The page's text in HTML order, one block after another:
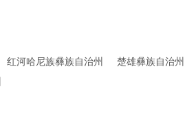
红河哈尼族彝族自治州 楚雄彝族自治州